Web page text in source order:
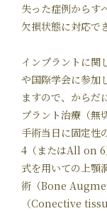
失った症例からす
欠損状態に対応で
インプラントに関
や国際学会に参加
ますので、からだ
プラント治療（無
手術当日に固定性
4（またはAll on 6
式を用いての上
術（Bone
（Conective